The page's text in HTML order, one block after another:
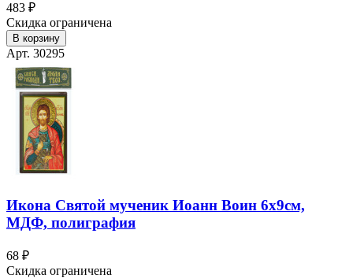
483 ₽
Скидка ограничена
В корзину
Арт. 30295
Икона Святой мученик Иоанн Воин 6х9см,
МДФ, полиграфия
68 ₽
Скидка ограничена